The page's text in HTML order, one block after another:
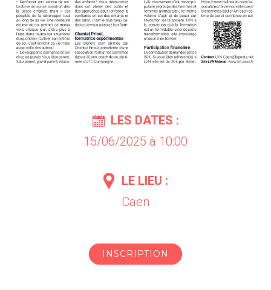
LES DATES :
15/06/2025 à 10:00
LE LIEU :
Caen
INSCRIPTION